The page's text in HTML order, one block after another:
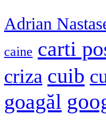
Adrian
caine carti
criza cuib
goagăl